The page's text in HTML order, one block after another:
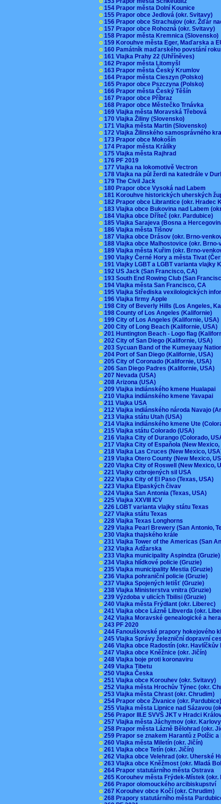
o 154 Prapor města Dolní Kounice
o 155 Prapor obce Jedlová (okr. Svitavy)
o 156 Prapor obce Strachujov (okr. Žďár
o 157 Prapor obce Rohozná (okr. Svitavy)
o 158 Prapor města Kremnica (Slovensko)
o 159 Korouhve města Eger, Maďarska a
o 160 Památník maďarského povstání
o 161 Vlajka Prahy 22 (Uhříněves)
o 162 Prapor města Litomyšl
o 163 Prapor města Český Krumlov
o 164 Prapor města Cieszyn (Polsko)
o 165 Prapor obce Pszczyna (Polsko)
o 166 Prapor města Český Těšín
o 167 Prapor obce Příbraz
o 168 Prapor obce Městečko Trnávka
o 169 Vlajka města Moravská Třebová
o 170 Vlajka Žiliny (Slovensko)
o 171 Vlajka města Martin (Slovensko)
o 172 Vlajka Žilinského samosprávného
o 173 Prapor obce Mokošín
o 174 Prapor města Králíky
o 175 Vlajka města Rajhrad
o 176 PF 2019
o 177 Vlajka na lokomotivě Vectron
o 178 Vlajka na půl žerdi na katedrále v
o 179 The Civil Jack
o 180 Prapor obce Vysoká nad Labem
o 181 Korouhve historických uherských
o 182 Prapor obce Librantice (okr. Hradec
o 183 Vlajka obce Bukovina nad Labem
o 184 Vlajka obce Dříteč (okr. Pardubice)
o 185 Vlajka Sarajeva (Bosna a
o 186 Vlajka města Tišnov
o 187 Vlajka obce Drásov (okr. Brno-
o 188 Vlajka obce Malhostovice (okr.
o 189 Vlajka města Kuřim (okr. Brno-
o 190 Vlajky Černé Hory a města Tivat
o 191 Vlajky LGBT a LGBT varianta vlajky
o 192 US Jack (San Francisco, CA)
o 193 South End Rowing Club (San
o 194 Vlajka města San Francisco, CA
o 195 Vlajka Střediska vexilologických
o 196 Vlajka firmy Apple
o 198 City of Beverly Hills (Los Angeles,
o 198 County of Los Angeles (Kalifornie)
o 199 City of Los Angeles (Kalifornie,
o 200 City of Long Beach (Kalifornie, USA)
o 201 Huntington Beach - Logo flag
o 202 City of San Diego (Kalifornie, USA)
o 203 Sycuan Band of the Kumeyaay
o 204 Port of San Diego (Kalifornie, USA)
o 205 City of Coronado (Kalifornie, USA)
o 206 San Diego Padres (Kalifornie, USA)
o 207 Nevada (USA)
o 208 Arizona (USA)
o 209 Vlajka indiánského kmene Hualapai
o 210 Vlajka indiánského kmene Yavapai
o 211 Vlajka USA
o 212 Vlajka indiánského národa Navajo
o 213 Vlajka státu Utah (USA)
o 214 Vlajka indiánského kmene Ute
o 215 Vlajka státu Colorado (USA)
o 216 Vlajka City of Durango (Colorado,
o 217 Vlajka City of Espaňola (New
o 218 Vlajka Las Cruces (New Mexico,
o 219 Vlajka Otero County (New Mexico,
o 220 Vlajka City of Roswell (New Mexico,
o 221 Vlajky ozbrojených sil USA
o 222 Vlajka City of El Paso (Texas, USA)
o 223 Vlajka Elpaských čivav
o 224 Vlajka San Antonia (Texas, USA)
o 225 Vlajka XXVIII ICV
o 226 LGBT varianta vlajky státu Texas
o 227 Vlajka státu Texas
o 228 Vlajka Texas Longhorns
o 229 Vlajka Pearl Brewery (San Antonio,
o 230 Vlajka thajského krále
o 231 Vlajka Tower of the Americas (San
o 232 Vlajka Adžarska
o 233 Vlajka municipality Aspindza
o 234 Vlajka hlídkové policie (Gruzie)
o 235 Vlajka municipality Mestia (Gruzie)
o 236 Vlajka pohraniční policie (Gruzie)
o 237 Vlajka Spojených letišť (Gruzie)
o 238 Vlajka Ministerstva vnitra (Gruzie)
o 239 Výzdoba v ulicích Tbilisi (Gruzie)
o 240 Vlajka města Frýdlant (okr. Liberec)
o 241 Vlajka obce Lázně Libverda (okr.
o 242 Vlajka Moravské genealogické a
o 243 PF 2020
o 244 Fanouškovské prapory hokejového
o 245 Vlajka Správy železniční dopravní
o 246 Vlajka obce Radostín (okr.
o 247 Vlajka obce Kněžnice (okr. Jičín)
o 248 Vlajka boje proti koronaviru
o 249 Vlajka Tibetu
o 250 Vlajka Česka
o 251 Vlajka obce Korouhev (okr. Svitavy)
o 252 Vlajka města Hrochův Týnec (okr.
o 253 Vlajka města Chrast (okr. Chrudim)
o 254 Prapor obce Živanice (okr.
o 255 Vlajka města Lipnice nad Sázavou
o 256 Prapor III.E SVVŠ JKT v Hradci
o 257 Vlajka města Jáchymov (okr.
o 258 Prapor města Lázně Bělohrad (okr.
o 259 Prapor se znakem Harantů z Polžic
o 260 Vlajka města Miletín (okr. Jičín)
o 261 Vlajka obce Tetín (okr. Jičín)
o 262 Vlajka obce Velehrad (okr. Uherské
o 263 Vlajka obce Kněžmost (okr. Mladá
o 264 Prapor statutárního města Ostrava
o 265 Korouhev města Frýdek-Místek
o 266 Prapor olomouckého arcibiskupství
o 267 Korouhev obce Kočí (okr. Chrudim)
o 268 Prapory statutárního města